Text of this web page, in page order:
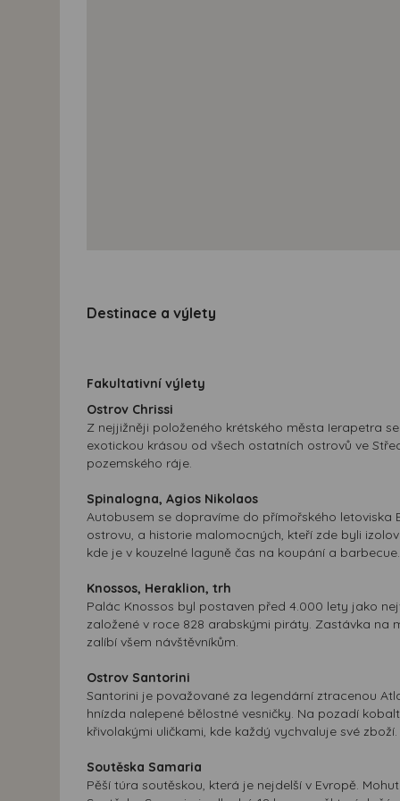
Destinace a výlety
Fakultativní výlety
Ostrov Chrissi
Z nejjižněji položeného krétského města Ierapetra
exotickou krásou od všech ostatních ostrovů ve
pozemského ráje.
Spinalogna, Agios Nikolaos
Autobusem se dopravíme do přímořského
ostrovu, a historie malomocných, kteří zde byli
kde je v kouzelné laguně čas na koupání a
Knossos, Heraklion, trh
Palác Knossos byl postaven před 4.000 lety jako
založené v roce 828 arabskými piráty. Zastávka na
zalíbí všem návštěvníkům.
Ostrov Santorini
Santorini je považované za legendární ztracenou
hnízda nalepené bělostné vesničky. Na pozadí
křivolakými uličkami, kde každý vychvaluje své
Soutěska Samaria
Pěší túra soutěskou, která je nejdelší v Evropě.